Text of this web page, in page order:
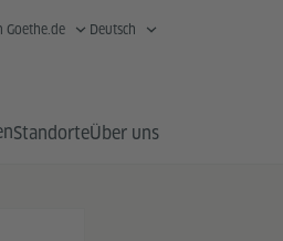
Goethe.de Deutsch
StandorteÜber uns